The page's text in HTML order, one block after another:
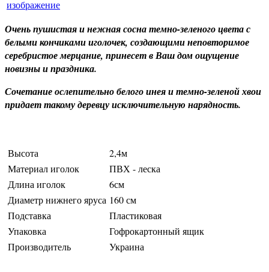
изображение
Очень пушистая и нежная сосна темно-зеленого цвета с
белыми кончиками иголочек, создающими неповторимое
серебристое мерцание, принесет в Ваш дом ощущение
новизны и праздника.
Сочетание ослепительно белого инея и темно-зеленой хвои
придает такому деревцу исключительную нарядность.
Высота
2,4м
Материал иголок
ПВХ - леска
Длина иголок
6см
Диаметр нижнего яруса 160 см
Подставка
Пластиковая
Упаковка
Гофрокартонный ящик
Производитель
Украина